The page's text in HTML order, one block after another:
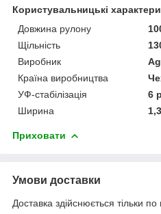
Користувальницькі
Довжина рулону
Щільність
Виробник
Країна виробництва
УФ-стабілізація
6
Ширина
Приховати
Умови доставки
Доставка здійснюється тільки по